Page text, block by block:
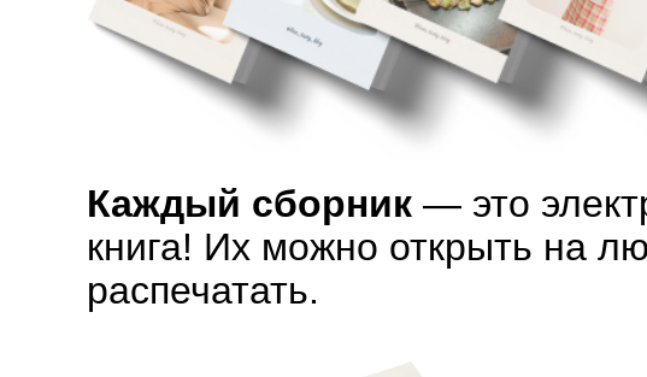
Каждый сборник — это
книга! Их можно открыть на
распечатать.